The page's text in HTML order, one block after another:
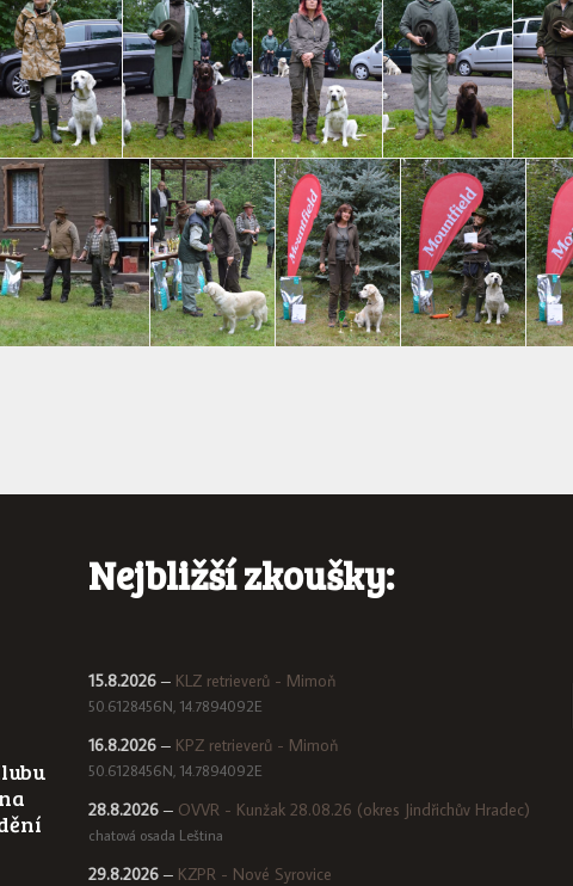
Nejbližší zkoušky:
15.8.2026– KLZ retrieverů - Mimoň
50.6128456N, 14.7894092E
16.8.2026– KPZ retrieverů - Mimoň
50.6128456N, 14.7894092E
28.8.2026– OVVR - Kunžak 28.08.26 (okres Jindřichův Hradec)
chatová osada Leština
29.8.2026– KZPR - Nové Syrovice